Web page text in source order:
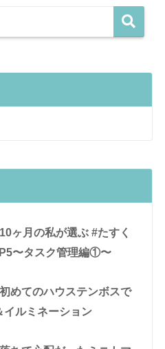
ヶ月の私が選ぶ #たすく
〜タスク管理編①〜
初めてのハウステンボスで
イルミネーション